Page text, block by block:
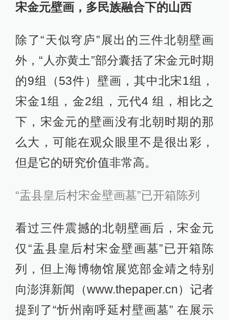
宋金元壁画，多民族融合下的山西
除了“天似穹庐”展出的三件北朝壁画
外，“人亦黄土”部分囊括了宋金元时期
的9组（53件）壁画，其中北宋1组，
宋金1组，金2组，元代4 组，相比之
下，宋金元的壁画没有北朝时期的那
么大，可能在观众眼里不是很出彩，
但是它的研究价值非常高。
“盂县皇后村宋金壁画墓”已开箱陈列
看过三件震撼的北朝壁画后，宋金元
仅“盂县皇后村宋金壁画墓”已开箱陈
列，但上海博物馆展览部金靖之特别
向澎湃新闻（www.thepaper.cn）记者
提到了“忻州南呼延村壁画墓” 在展示